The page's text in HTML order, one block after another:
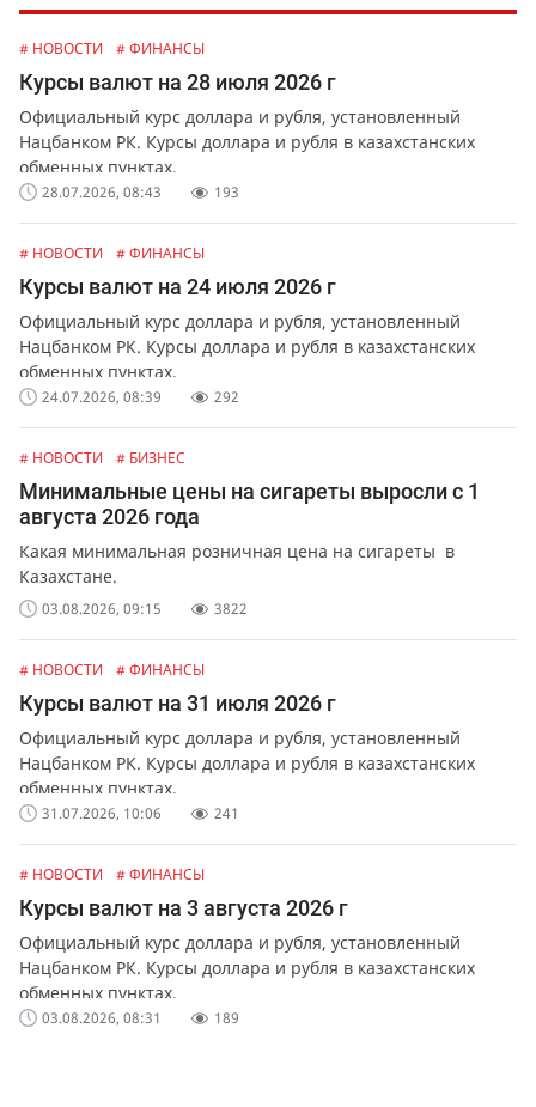
# НОВОСТИ # ФИНАНСЫ
Курсы валют на 28 июля 2026 г
Официальный курс доллара и рубля, установленный
Нацбанком РК. Курсы доллара и рубля в казахстанских
обменных пунктах.
28.07.2026, 08:43 193
# НОВОСТИ # ФИНАНСЫ
Курсы валют на 24 июля 2026 г
Официальный курс доллара и рубля, установленный
Нацбанком РК. Курсы доллара и рубля в казахстанских
обменных пунктах.
24.07.2026, 08:39 292
# НОВОСТИ # БИЗНЕС
Минимальные цены на сигареты выросли с 1
августа 2026 года
Какая минимальная розничная цена на сигареты в
Казахстане.
03.08.2026, 09:15 3822
# НОВОСТИ # ФИНАНСЫ
Курсы валют на 31 июля 2026 г
Официальный курс доллара и рубля, установленный
Нацбанком РК. Курсы доллара и рубля в казахстанских
обменных пунктах.
31.07.2026, 10:06 241
# НОВОСТИ # ФИНАНСЫ
Курсы валют на 3 августа 2026 г
Официальный курс доллара и рубля, установленный
Нацбанком РК. Курсы доллара и рубля в казахстанских
обменных пунктах.
03.08.2026, 08:31 189